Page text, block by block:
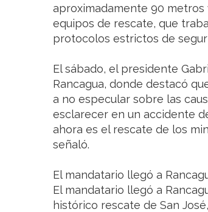
aproximadamente 90
equipos de rescate, que
protocolos estrictos de
El sábado, el presidente
Rancagua, donde destacó
a no especular sobre las
esclarecer en un accidente
ahora es el rescate de los
señaló.
El mandatario llegó a
El mandatario llegó a
histórico rescate de San